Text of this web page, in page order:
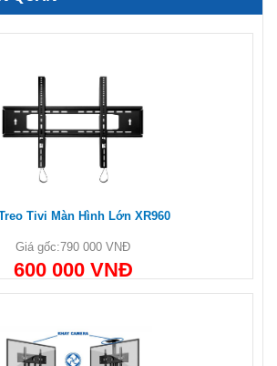
Tivi Màn Hình Lớn XR960
Giá gốc:790 000 VNĐ
600 000 VNĐ